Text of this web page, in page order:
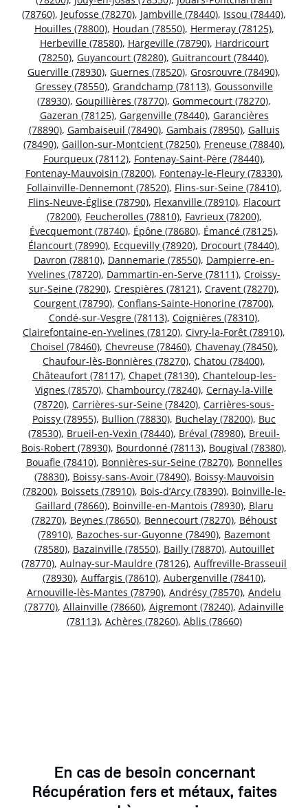
(78760), Jeufosse (78270), Jambville (78440), Issou (78440),
Houilles (78800), Houdan (78550), Hermeray (78125),
Herbeville (78580), Hargeville (78790), Hardricourt
(78250), Guyancourt (78280), Guitrancourt (78440),
Guerville (78930), Guernes (78520), Grosrouvre (78490),
Gressey (78550), Grandchamp (78113), Goussonville
(78930), Goupillières (78770), Gommecourt (78270),
Gazeran (78125), Gargenville (78440), Garancières
(78890), Gambaiseuil (78490), Gambais (78950), Galluis
(78490), Gaillon-sur-Montcient (78250), Freneuse (78840),
Fourqueux (78112), Fontenay-Saint-Père (78440),
Fontenay-Mauvoisin (78200), Fontenay-le-Fleury (78330),
Follainville-Dennemont (78520), Flins-sur-Seine (78410),
Flins-Neuve-Église (78790), Flexanville (78910), Flacourt
(78200), Feucherolles (78810), Favrieux (78200),
Évecquemont (78740), Épône (78680), Émancé (78125),
Élancourt (78990), Ecquevilly (78920), Drocourt (78440),
Davron (78810), Dannemarie (78550), Dampierre-en-
Yvelines (78720), Dammartin-en-Serve (78111), Croissy-
sur-Seine (78290), Crespières (78121), Cravent (78270),
Courgent (78790), Conflans-Sainte-Honorine (78700),
Condé-sur-Vesgre (78113), Coignières (78310),
Clairefontaine-en-Yvelines (78120), Civry-la-Forêt (78910),
Choisel (78460), Chevreuse (78460), Chavenay (78450),
Chaufour-lès-Bonnières (78270), Chatou (78400),
Châteaufort (78117), Chapet (78130), Chanteloup-les-
Vignes (78570), Chambourcy (78240), Cernay-la-Ville
(78720), Carrières-sur-Seine (78420), Carrières-sous-
Poissy (78955), Bullion (78830), Buchelay (78200), Buc
(78530), Brueil-en-Vexin (78440), Bréval (78980), Breuil-
Bois-Robert (78930), Bourdonné (78113), Bougival (78380),
Bouafle (78410), Bonnières-sur-Seine (78270), Bonnelles
(78830), Boissy-sans-Avoir (78490), Boissy-Mauvoisin
(78200), Boissets (78910), Bois-d’Arcy (78390), Boinville-le-
Gaillard (78660), Boinville-en-Mantois (78930), Blaru
(78270), Beynes (78650), Bennecourt (78270), Béhoust
(78910), Bazoches-sur-Guyonne (78490), Bazemont
(78580), Bazainville (78550), Bailly (78870), Autouillet
(78770), Aulnay-sur-Mauldre (78126), Auffreville-Brasseuil
(78930), Auffargis (78610), Aubergenville (78410),
Arnouville-lès-Mantes (78790), Andrésy (78570), Andelu
(78770), Allainville (78660), Aigremont (78240), Adainville
(78113), Achères (78260), Ablis (78660)
En cas de besoin concernant
Récupération fers et métaux, faites